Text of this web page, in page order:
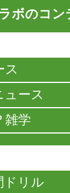
ボのコン
ス
ュース
雑学
ドリル